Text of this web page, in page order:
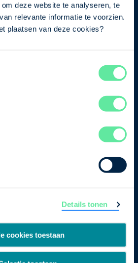
deze website te analyseren, te
relevante informatie te voorzien.
plaatsen van deze cookies?
Details tonen
cookies toestaan
dat ondernemers raakt. Schrijf